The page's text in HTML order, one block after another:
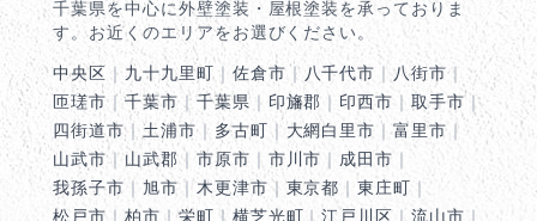
千葉県を中心に外壁塗装・屋根塗装を承っておりま
す。お近くのエリアをお選びください。
中央区 ｜ 九十九里町 ｜ 佐倉市 ｜ 八千代市 ｜八街市｜
匝瑳市｜ 千葉市 ｜ 千葉県 ｜ 印旛郡 ｜ 印西市 ｜取手市｜
四街道市｜ 土浦市｜ 多古町 ｜ 大網白里市 ｜富里市 ｜
山武市｜ 山武郡｜ 市原市 ｜ 市川市 ｜ 成田市 ｜
我孫子市 ｜ 旭市｜ 木更津市 ｜ 東京都 ｜東庄町 ｜
松戸市 ｜ 柏市 ｜栄町 ｜ 横芝光町 ｜江戸川区 ｜流山市 ｜